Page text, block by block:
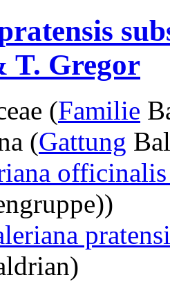
T. Gregor
(Familie
(Gattung